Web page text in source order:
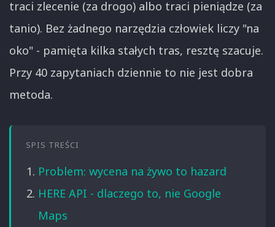
traci zlecenie (za drogo) albo traci pieniądze (za
tanio). Bez żadnego narzędzia człowiek liczy "na
oko" - pamięta kilka stałych tras, resztę szacuje.
Przy 40 zapytaniach dziennie to nie jest dobra
metoda.
SPIS TREŚCI
Problem: wycena na żywo to hazard
HERE API - dlaczego to, nie Google
Maps